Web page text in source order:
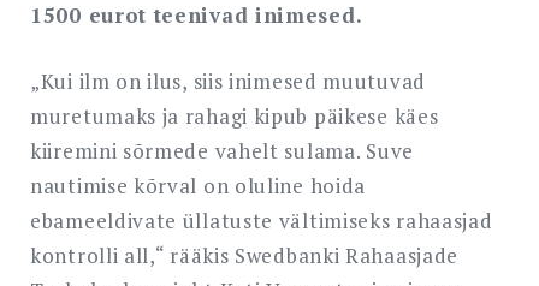
1500 eurot teenivad inimesed.
„Kui ilm on ilus, siis inimesed muutuvad
muretumaks ja rahagi kipub päikese käes
kiiremini sõrmede vahelt sulama. Suve
nautimise kõrval on oluline hoida
ebameeldivate üllatuste vältimiseks rahaasjad
kontrolli all,“ rääkis Swedbanki Rahaasjade